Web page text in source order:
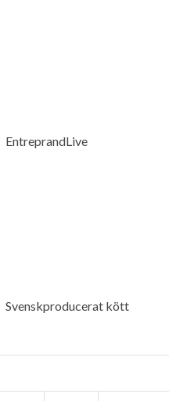
EntreprandLive
Svenskproducerat kött